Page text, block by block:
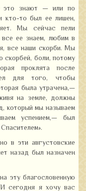
это знают — или по
кто-то был ее лишен,
Мы сейчас пели
ее знаем, любим в
все наши скорби. Мы
скорбей, боли, потому
проклята после
для того, чтобы
была утрачена,—
на земле, должны
который мы называем
успением,— был
в эти августовские
назад был назначен
эту благословенную
сегодня я хочу вас